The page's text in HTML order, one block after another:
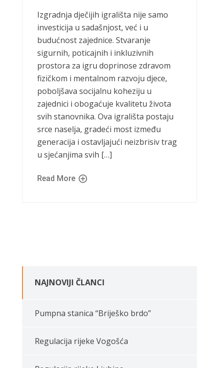
Izgradnja dječijih igrališta nije samo
investicija u sadašnjost, već i u
budućnost zajednice. Stvaranje
sigurnih, poticajnih i inkluzivnih
prostora za igru doprinose zdravom
fizičkom i mentalnom razvoju djece,
poboljšava socijalnu koheziju u
zajednici i obogaćuje kvalitetu života
svih stanovnika. Ova igrališta postaju
srce naselja, gradeći most između
generacija i ostavljajući neizbrisiv trag
u sjećanjima svih […]
Read More
NAJNOVIJI ČLANCI
Pumpna stanica “Briješko brdo”
Regulacija rijeke Vogošća